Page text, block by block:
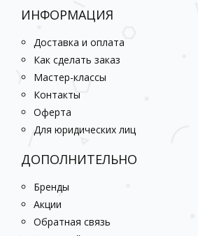
ИНФОРМАЦИЯ
Доставка и оплата
Как сделать заказ
Мастер-классы
Контакты
Оферта
Для юридических лиц
ДОПОЛНИТЕЛЬНО
Бренды
Акции
Обратная связь